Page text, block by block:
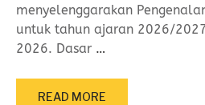
menyelenggarakan
untuk tahun ajaran 2026/
2026. Dasar …
READ MORE